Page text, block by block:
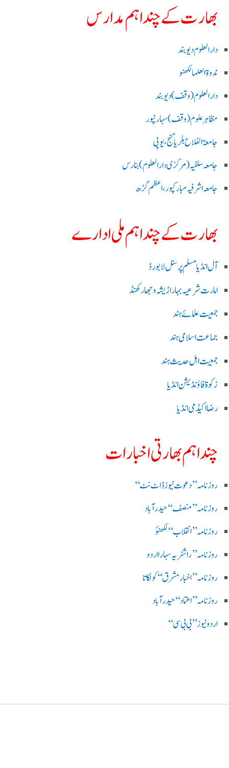
بھارت کے چند اہم مدارس
دارالعلوم دیوبند
ندوۃالعلما لکھنو
دارالعلوم (وقف)دیوبند
مظاہرعلوم (وقف)سہارنپور
جامعۃ الفلاح بلریاگنج،یوپی
جامعہ سلفیہ(مرکزی دارالعلوم )بنارس
جامعہ اشرفیہ مبارکپور،اعظم گڑھ
بھارت کے چند اہم ملی ادارے
آل انڈیا مسلم پرسنل لا بورڈ
امارت شرعیہ بہار اڑیشہ و جھارکھنڈ
جمعیت علمائے ہند
جماعت اسلامی ہند
جمعیت اہل حدیث ہند
زکوۃ فاؤنڈیشن انڈیا
رضا اکیڈمی انڈیا
چند اہم بھارتی اخبارات
روز نامہ ’’ دعوت نیوز ڈاٹ نٹ‘‘
روزنامہ ’’ منصف‘‘ حیدر آباد
روزنامہ ’’ انقلاب‘‘ لکھنؤ
روز نامہ ’’راشٹریہ سہارا اردو
روزنامہ ’’اخبارمشرق‘‘ کولکاتا
روزنامہ ’’اعتماد‘‘ حیدرآباد
اردو نیوز ’’بی بی سی‘‘